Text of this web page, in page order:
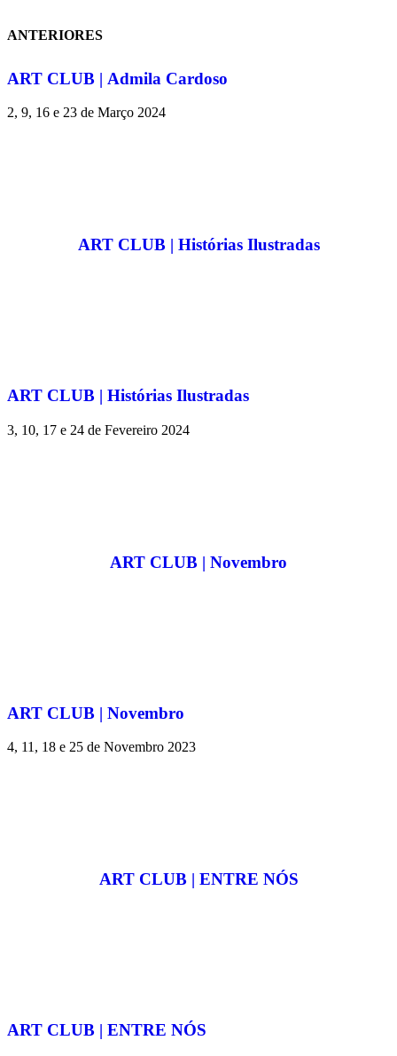
ANTERIORES
ART CLUB | Admila Cardoso
2, 9, 16 e 23 de Março 2024
ART CLUB | Histórias Ilustradas
ART CLUB | Histórias Ilustradas
3, 10, 17 e 24 de Fevereiro 2024
ART CLUB | Novembro
ART CLUB | Novembro
4, 11, 18 e 25 de Novembro 2023
ART CLUB | ENTRE NÓS
ART CLUB | ENTRE NÓS